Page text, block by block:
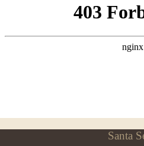
Santa